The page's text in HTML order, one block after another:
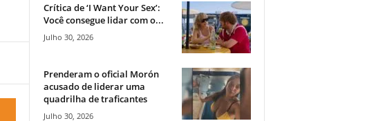
Crítica de ‘I Want Your Sex’:
Você consegue lidar com o...
Julho 30, 2026
Prenderam o oficial Morón
acusado de liderar uma
quadrilha de traficantes
Julho 30, 2026